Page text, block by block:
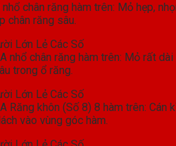
chân răng hàm trên: Mỏ hẹp,
chân răng sâu.
nhổ chân răng hàm trên: Mỏ rất
trong ổ răng.
Răng khôn (Số 8) 8 hàm trên: Cán
vào vùng góc hàm.